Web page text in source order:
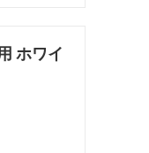
ホワイ